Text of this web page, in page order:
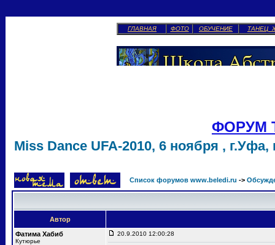
ГЛАВНАЯ ФОТО ОБУЧЕНИЕ ТАНЕЦ
ФОРУМ
Miss Dance UFA-2010, 6 ноября ,
Список форумов www.beledi.ru ->
Автор
Фатима Хабиб
Кутюрье
20.9.2010 12:00:28